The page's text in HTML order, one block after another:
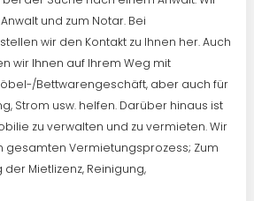
und zum Notar. Bei
wir den Kontakt zu Ihnen her. Auch
wir Ihnen auf Ihrem Weg mit
Bettwarengeschäft, aber auch für
Strom usw. helfen. Darüber hinaus ist
zu verwalten und zu vermieten. Wir
gesamten Vermietungsprozess; Zum
Mietlizenz, Reinigung,